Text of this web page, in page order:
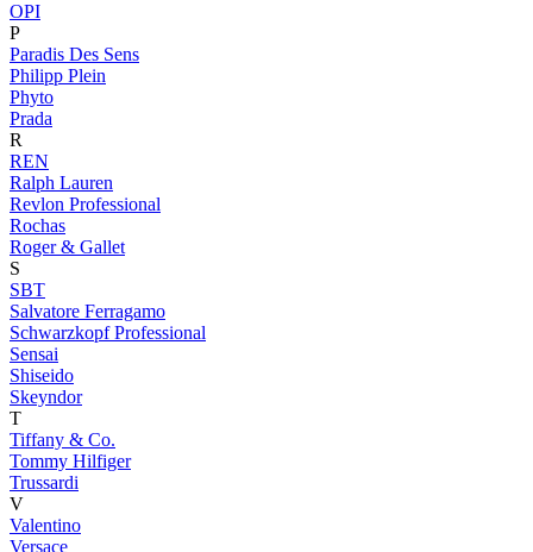
OPI
P
Paradis Des Sens
Philipp Plein
Phyto
Prada
R
REN
Ralph Lauren
Revlon Professional
Rochas
Roger & Gallet
S
SBT
Salvatore Ferragamo
Schwarzkopf Professional
Sensai
Shiseido
Skeyndor
T
Tiffany & Co.
Tommy Hilfiger
Trussardi
V
Valentino
Versace